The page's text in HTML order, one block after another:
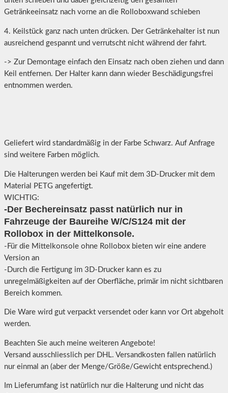
Getränkeeinsatz nach vorne an die Rolloboxwand schieben
4. Keilstück ganz nach unten drücken. Der Getränkehalter ist nun
ausreichend gespannt und verrutscht nicht während der fahrt.
-> Zur Demontage einfach den Einsatz nach oben ziehen und dann
Keil entfernen. Der Halter kann dann wieder Beschädigungsfrei
entnommen werden.
Geliefert wird standardmäßig in der Farbe Schwarz. Auf Anfrage
sind weitere Farben möglich.
Die Halterungen werden bei Kauf mit dem 3D-Drucker mit dem
Material PETG angefertigt.
WICHTIG:
-Der Bechereinsatz passt natürlich nur in
Fahrzeuge der Baureihe W/C/S124 mit der
Rollobox in der Mittelkonsole.
-Für die Mittelkonsole ohne Rollobox bieten wir eine andere
Version an
-Durch die Fertigung im 3D-Drucker kann es zu
unregelmäßigkeiten auf der Oberfläche, primär im nicht sichtbaren
Bereich kommen.
Die Ware wird gut verpackt versendet oder kann vor Ort abgeholt
werden.
Beachten Sie auch meine weiteren Angebote!
Versand ausschliesslich per DHL. Versandkosten fallen natürlich
nur einmal an (aber der Menge/Größe/Gewicht entsprechend.)
Im Lieferumfang ist natürlich nur die Halterung und nicht das